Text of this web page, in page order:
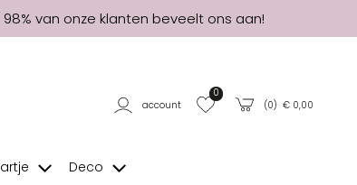
98% van onze klanten beveelt ons aan!
account
0
(0) € 0,00
Deco